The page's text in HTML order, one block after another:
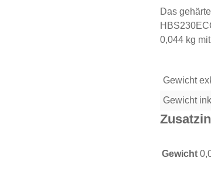
Das
0,044 kg
Gewicht
Gewicht
Gewicht